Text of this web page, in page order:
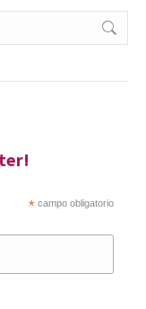
* campo obligatorio